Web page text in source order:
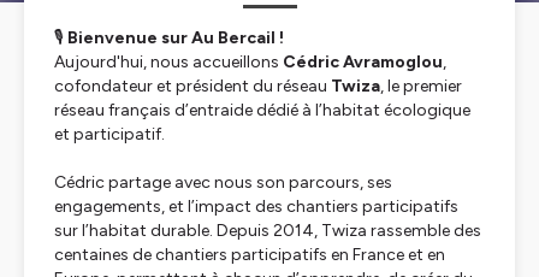
🎙️ Bienvenue sur Au Bercail !
Aujourd'hui, nous accueillons Cédric Avramoglou,
cofondateur et président du réseau Twiza, le premier
réseau français d’entraide dédié à l’habitat écologique
et participatif.
Cédric partage avec nous son parcours, ses
engagements, et l’impact des chantiers participatifs
sur l’habitat durable. Depuis 2014, Twiza rassemble des
centaines de chantiers participatifs en France et en